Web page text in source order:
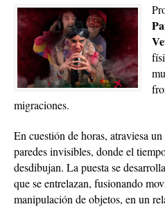
migraciones.
En cuestión de horas, atraviesa
paredes invisibles, donde el
desdibujan. La puesta se
que se entrelazan, fusionando
manipulación de objetos, en un